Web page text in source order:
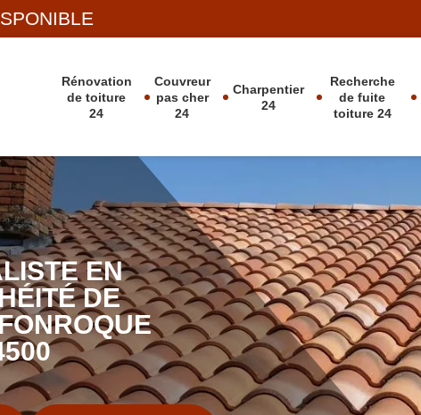
Rénovation
de toiture
24
Couvreur
pas cher
24
Charpentier
24
Recherche
de fuite
toiture 24
EN
DE